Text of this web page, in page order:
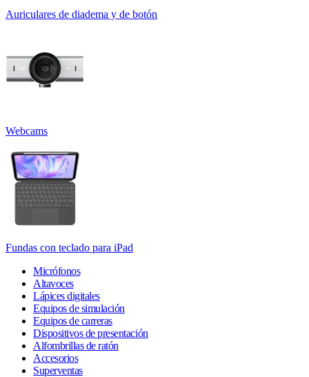
Auriculares de diadema y de botón
Webcams
Fundas con teclado para iPad
Micrófonos
Altavoces
Lápices digitales
Equipos de simulación
Equipos de carreras
Dispositivos de presentación
Alfombrillas de ratón
Accesorios
Superventas